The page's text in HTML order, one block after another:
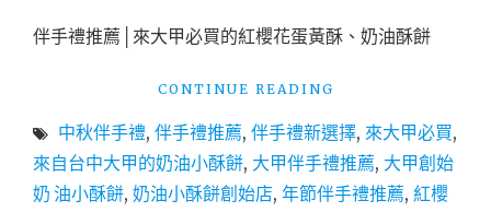
伴手禮推薦│來大甲必買的紅櫻花蛋黃酥、奶油酥餅
CONTINUE READING
禮
推
│
中秋伴手禮, 伴手禮推薦, 伴手禮新選擇, 來大甲必買,
來自台中大甲的奶油小酥餅, 大甲伴手禮推薦, 大甲創始
奶 油小酥餅, 奶油小酥餅創始店, 年節伴手禮推薦, 紅櫻